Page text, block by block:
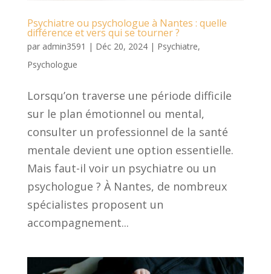
Psychiatre ou psychologue à Nantes : quelle
différence et vers qui se tourner ?
par admin3591 | Déc 20, 2024| Psychiatre,
Psychologue
Lorsqu’on traverse une période difficile
sur le plan émotionnel ou mental,
consulter un professionnel de la santé
mentale devient une option essentielle.
Mais faut-il voir un psychiatre ou un
psychologue ? À Nantes, de nombreux
spécialistes proposent un
accompagnement...